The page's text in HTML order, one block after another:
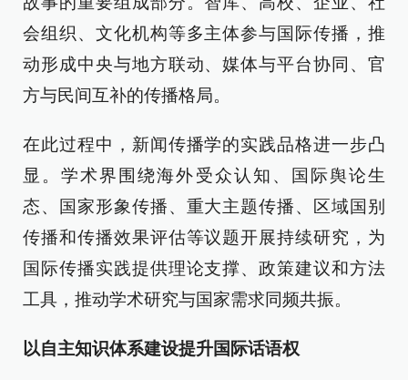
会组织、文化机构等多主体参与国际传播，推
动形成中央与地方联动、媒体与平台协同、官
方与民间互补的传播格局。
在此过程中，新闻传播学的实践品格进一步凸
显。学术界围绕海外受众认知、国际舆论生
态、国家形象传播、重大主题传播、区域国别
传播和传播效果评估等议题开展持续研究，为
国际传播实践提供理论支撑、政策建议和方法
工具，推动学术研究与国家需求同频共振。
以自主知识体系建设提升国际话语权